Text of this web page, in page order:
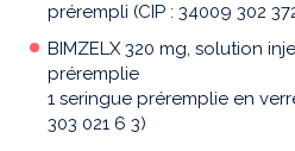
prérempli (CIP : 34009 302
BIMZELX 320 mg, solution
préremplie
1 seringue préremplie en
303 021 6 3)